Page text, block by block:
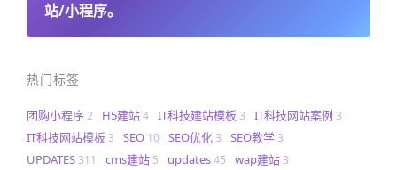
站/小程序。
热门标签
团购小程序2 H5建站4 IT科技建站模板 3 IT科技网站案例 3
IT科技网站模板 3 SEO 10 SEO优化 3 SEO教学 3
UPDATES 311 cms建站 5 updates45 wap建站 3